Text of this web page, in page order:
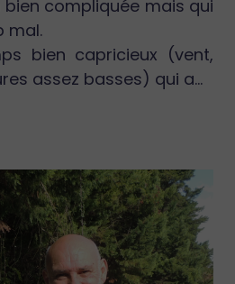
bien compliquée mais qui
mal.
bien capricieux (vent,
assez basses) qui a...